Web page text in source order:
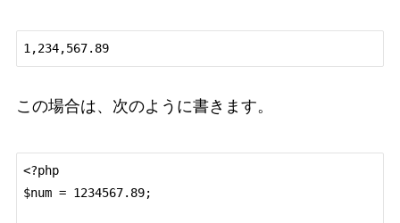
1,234,567.89
この場合は、次のように書きます。
<?php
$num = 1234567.89;